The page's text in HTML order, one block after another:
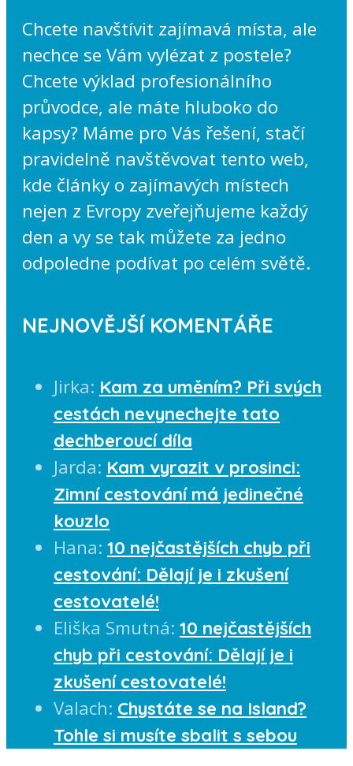
Chcete navštívit zajímavá místa, ale
nechce se Vám vylézat z postele?
Chcete výklad profesionálního
průvodce, ale máte hluboko do
kapsy? Máme pro Vás řešení, stačí
pravidelně navštěvovat tento web,
kde články o zajímavých místech
nejen z Evropy zveřejňujeme každý
den a vy se tak můžete za jedno
odpoledne podívat po celém světě.
NEJNOVĚJŠÍ KOMENTÁŘE
Jirka: Kam za uměním? Při svých
cestách nevynechejte tato
dechberoucí díla
Jarda: Kam vyrazit v prosinci:
Zimní cestování má jedinečné
kouzlo
Hana: 10 nejčastějších chyb při
cestování: Dělají je i zkušení
cestovatelé!
Eliška Smutná: 10 nejčastějších
chyb při cestování: Dělají je i
zkušení cestovatelé!
Valach: Chystáte se na Island?
Tohle si musíte sbalit s sebou